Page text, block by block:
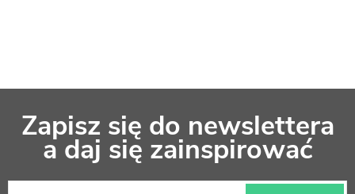
Zapisz się do newslettera
a daj się zainspirować